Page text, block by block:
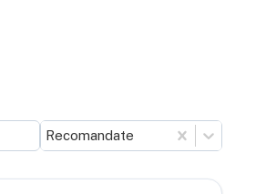
Recomandate